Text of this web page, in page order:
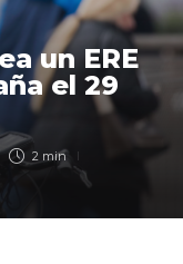
un ERE
el 29
2 min